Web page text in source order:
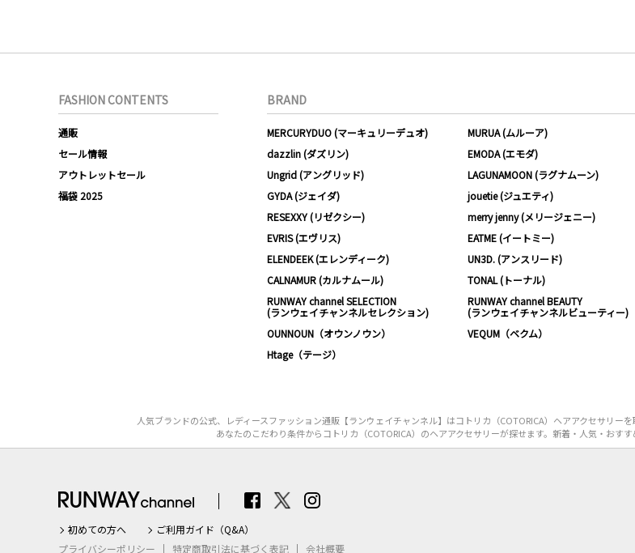
FASHION CONTENTS
通販
セール情報
アウトレットセール
福袋 2025
BRAND
MERCURYDUO (マーキュリーデュオ)
MURUA (ムルーア)
dazzlin (ダズリン)
EMODA (エモダ)
Ungrid (アングリッド)
LAGUNAMOON (ラグナムーン)
GYDA (ジェイダ)
jouetie (ジュエティ)
RESEXXY (リゼクシー)
merry jenny (メリージェニー)
EVRIS (エヴリス)
EATME (イートミー)
ELENDEEK (エレンディーク)
UN3D. (アンスリード)
CALNAMUR (カルナムール)
TONAL (トーナル)
RUNWAY channel SELECTION
(ランウェイチャンネルセレクション)
RUNWAY channel BEAUTY
(ランウェイチャンネルビューティー)
OUNNOUN（オウンノウン）
VEQUM（ベクム）
Htage（テージ）
人気ブランドの公式、レディースファッション通販【ランウェイチャンネル】はコトリカ（COTORICA）ヘアアクセサリー
あなたのこだわり条件からコトリカ（COTORICA）のヘアアクセサリーが探せます。新着・人気・おす
初めての方へ
ご利用ガイド（Q&A）
プライバシーポリシー
特定商取引法に基づく表記 会社概要